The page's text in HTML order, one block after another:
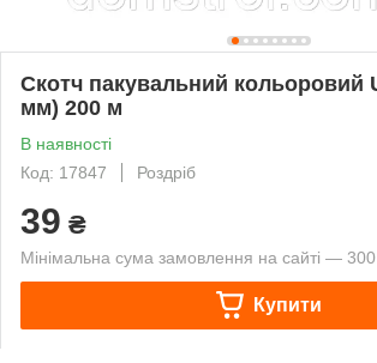
Скотч пакувальний кольоровий
мм) 200 м
В наявності
Код: 17847
Роздріб
39 ₴
Мінімальна сума замовлення на сайті —
Купити